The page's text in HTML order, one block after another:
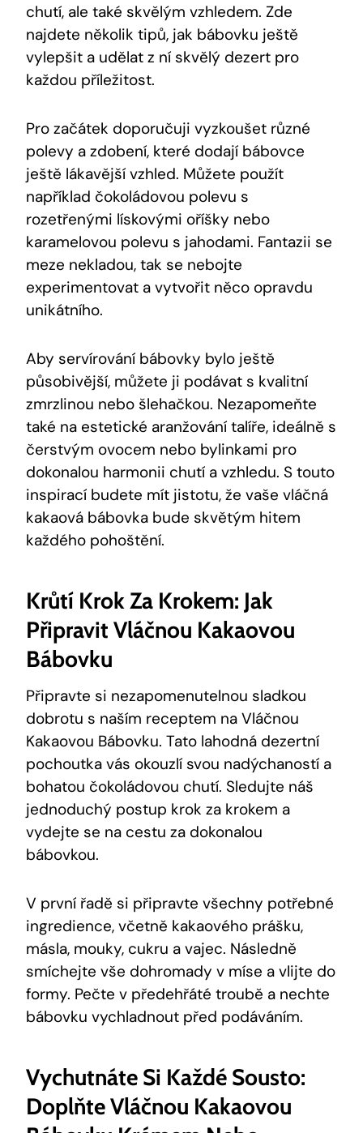
chutí, ale také skvělým vzhledem. Zde
najdete několik ‌tipů, jak bábovku⁢ ještě‍
vylepšit a udělat z ní ⁤skvělý dezert‍ pro
⁢každou příležitost.
Pro začátek doporučuji vyzkoušet různé
polevy a zdobení, které dodají bábovce
ještě lákavější vzhled. Můžete použít
například čokoládovou polevu s
rozetřenými lískovými oříšky nebo‌
karamelovou polevu s jahodami. ⁣Fantazii se
meze nekladou,‌ tak se nebojte⁢
experimentovat a vytvořit něco opravdu
unikátního.
Aby⁤ servírování bábovky bylo ještě
působivější, můžete ji podávat​ s kvalitní
zmrzlinou nebo šlehačkou. Nezapomeňte‍
také ‍na‍ estetické aranžování talíře, ideálně⁣ s
čerstvým ovocem nebo bylinkami ‌pro​
dokonalou harmonii⁣ chutí a vzhledu.⁣ S touto
inspirací budete mít jistotu, že vaše vláčná
kakaová bábovka bude skvětým hitem
každého pohoštění.
Krůtí Krok Za Krokem: Jak
Připravit Vláčnou Kakaovou
Bábovku
Připravte ⁣si⁤ nezapomenutelnou sladkou
dobrotu s naším receptem na Vláčnou
Kakaovou Bábovku.‍ Tato lahodná dezertní
pochoutka vás okouzlí svou⁣ nadýchaností a
bohatou čokoládovou chutí. Sledujte náš
jednoduchý postup krok ⁤za krokem a⁢
vydejte se na cestu za dokonalou
bábovkou.
V​ první řadě si připravte ⁢všechny potřebné
ingredience, ​včetně kakaového prášku,
másla,‌ mouky, cukru a vajec. ⁤Následně
smíchejte vše dohromady v míse⁣ a⁤ vlijte do
formy. Pečte v předehřáté⁢ troubě a⁣ nechte
⁣bábovku vychladnout ⁢před podáváním.
Vychutnáte Si Každé ‌sousto:⁤
Doplňte Vláčnou Kakaovou